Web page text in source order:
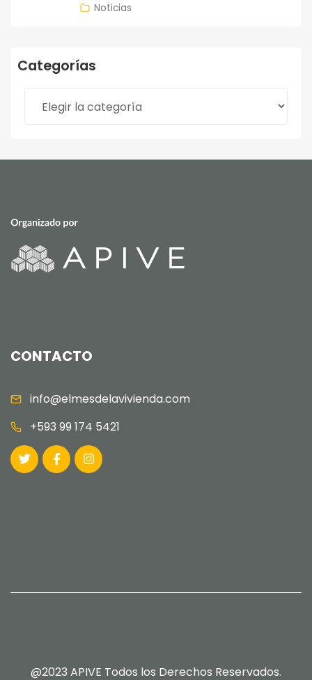
Noticias
Categorías
CONTACTO
info@elmesdelavivienda.com
+593 99 174 5421
@2023 APIVE Todos los Derechos Reservados.